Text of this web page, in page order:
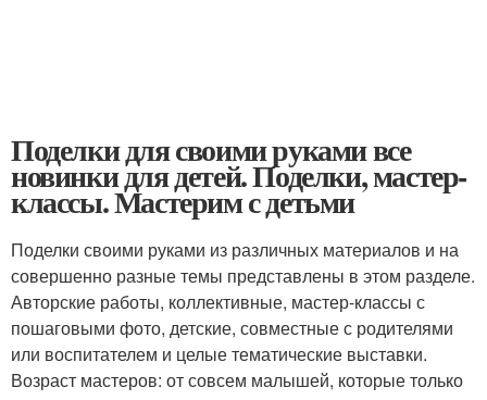
Поделки для своими руками все
новинки для детей. Поделки, мастер-
классы. Мастерим с детьми
Поделки своими руками из различных материалов и на
совершенно разные темы представлены в этом разделе.
Авторские работы, коллективные, мастер-классы с
пошаговыми фото, детские, совместные с родителями
или воспитателем и целые тематические выставки.
Возраст мастеров: от совсем малышей, которые только